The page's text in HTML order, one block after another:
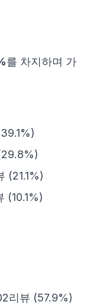
를 차지하며 가
(21.1%)
(10.1%)
리뷰 (57.9%)